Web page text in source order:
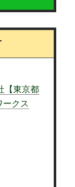
【東京都
ークス